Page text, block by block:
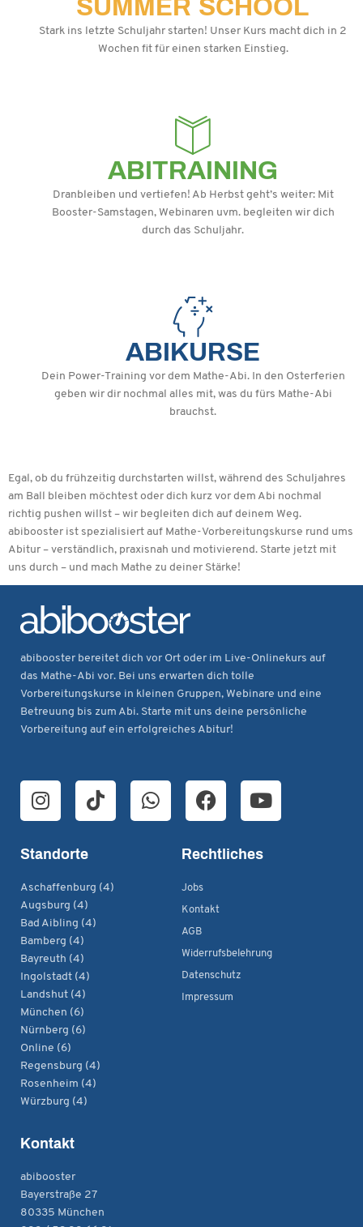
SUMMER SCHOOL
Stark ins letzte Schuljahr starten! Unser Kurs macht dich in 2
Wochen fit für einen starken Einstieg.
ABITRAINING
Dranbleiben und vertiefen! Ab Herbst geht’s weiter: Mit
Booster-Samstagen, Webinaren uvm. begleiten wir dich
durch das Schuljahr.
ABIKURSE
Dein Power-Training vor dem Mathe-Abi. In den Osterferien
geben wir dir nochmal alles mit, was du fürs Mathe-Abi
brauchst.
Egal, ob du frühzeitig durchstarten willst, während des Schuljahres
am Ball bleiben möchtest oder dich kurz vor dem Abi nochmal
richtig pushen willst – wir begleiten dich auf deinem Weg.
abibooster ist spezialisiert auf Mathe-Vorbereitungskurse rund ums
Abitur – verständlich, praxisnah und motivierend. Starte jetzt mit
uns durch – und mach Mathe zu deiner Stärke!
abibooster bereitet dich vor Ort oder im Live-Onlinekurs auf
das Mathe-Abi vor. Bei uns erwarten dich tolle
Vorbereitungskurse in kleinen Gruppen, Webinare und eine
Betreuung bis zum Abi. Starte mit uns deine persönliche
Vorbereitung auf ein erfolgreiches Abitur!
I
n
t
g
r
a
m
T
i
k
W
h
F
a
e
o
Y
o
t
Standorte
Aschaffenburg (4)
Augsburg (4)
Bad Aibling (4)
Bamberg (4)
Bayreuth (4)
Ingolstadt (4)
Landshut (4)
München (6)
Nürnberg (6)
Online (6)
Regensburg (4)
Rosenheim (4)
Würzburg (4)
Rechtliches
Jobs
Kontakt
AGB
Widerrufsbelehrung
Datenschutz
Impressum
Kontakt
abibooster
Bayerstraße 27
80335 München